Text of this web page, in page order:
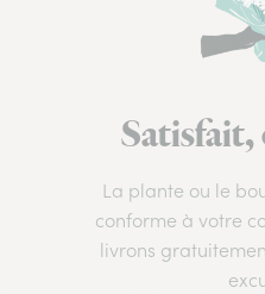
Satisfait,
La plante ou le
conforme à votre
livrons